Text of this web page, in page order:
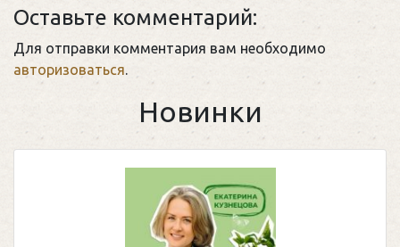
Оставьте комментарий:
Для отправки комментария вам необходимо
авторизоваться.
Новинки